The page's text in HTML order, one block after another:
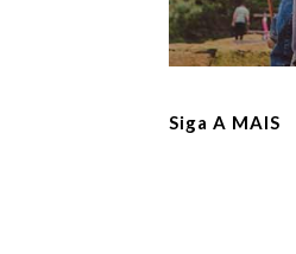
Siga A MAIS